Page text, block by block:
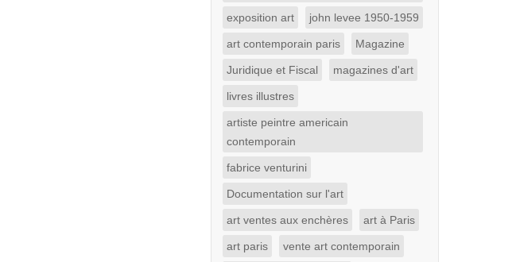
exposition art john levee 1950-1959
art contemporain paris Magazine
Juridique et Fiscal magazines d'art
livres illustres
artiste peintre americain
contemporain
fabrice venturini
Documentation sur l'art
art ventes aux enchères art à Paris
art paris vente art contemporain